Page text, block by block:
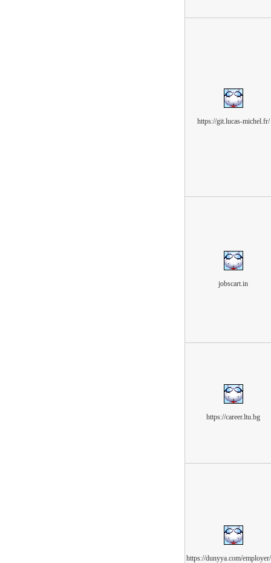
https://git.lucas-michel.fr/
jobscart.in
https://career.ltu.bg
https://dunyya.com/